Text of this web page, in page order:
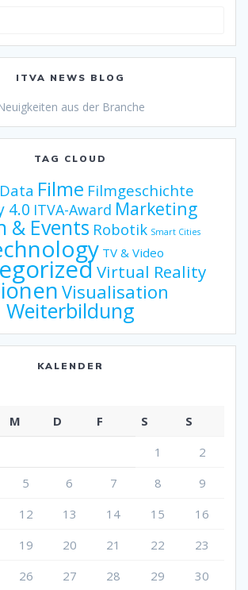
ITVA NEWS BLOG
aus der Branche
TAG CLOUD
Filme Filmgeschichte
4.0 ITVA-Award Marketing
& Events Robotik Smart Cities
TV & Video
Virtual Reality
Visualisation
Weiterbildung
KALENDER
M D F S
S
1
2
5 6 7 8
9
12 13 14 15
16
19 20 21 22
23
26 27 28 29
30